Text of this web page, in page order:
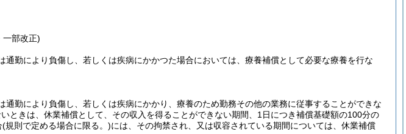
一部改正)
勤により負傷し、若しくは疾病にかかつた場合においては、療養補償として必要な療養を行な
勤により負傷し、若しくは疾病にかかり、療養のため勤務その他の業務に従事することができな
ときは、休業補償として、その収入を得ることができない期間、1日につき補償基礎額の100分の
(規則で定める場合に限る。)には、その拘禁され、又は収容されている期間については、休業補償